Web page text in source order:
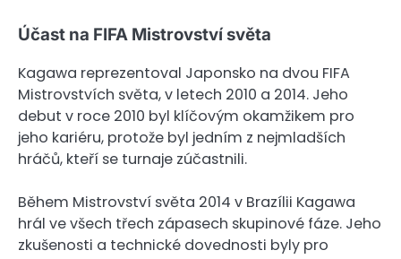
Účast na FIFA Mistrovství světa
Kagawa reprezentoval Japonsko na dvou FIFA
Mistrovstvích světa, v letech 2010 a 2014. Jeho
debut v roce 2010 byl klíčovým okamžikem pro
jeho kariéru, protože byl jedním z nejmladších
hráčů, kteří se turnaje zúčastnili.
Během Mistrovství světa 2014 v Brazílii Kagawa
hrál ve všech třech zápasech skupinové fáze. Jeho
zkušenosti a technické dovednosti byly pro